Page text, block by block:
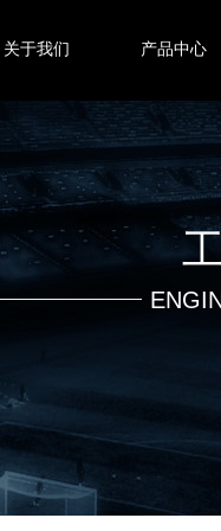
关于我们 产品中心